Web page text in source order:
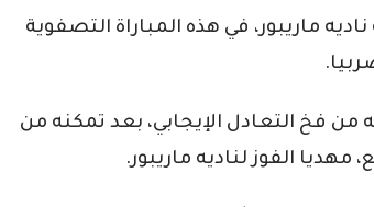
ماريبور، في هذه المباراة التصفوية
من فخ التعادل الإيجابي، بعد تمكنه من
الفوز لناديه ماريبور.